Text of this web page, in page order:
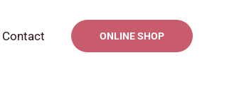
Contact ONLINE SHOP